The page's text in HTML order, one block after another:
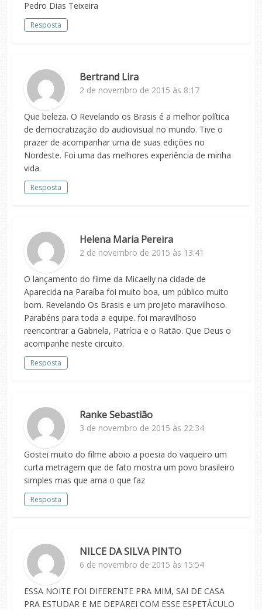
Pedro Dias Teixeira
Resposta
Bertrand Lira
2 de novembro de 2015 às 8:17
Que beleza. O Revelando os Brasis é a melhor política
de democratização do audiovisual no mundo. Tive o
prazer de acompanhar uma de suas edições no
Nordeste. Foi uma das melhores experiência de minha
vida.
Resposta
Helena Maria Pereira
2 de novembro de 2015 às 13:41
O lançamento do filme da Micaelly na cidade de
Aparecida na Paraíba foi muito boa, um público muito
bom. Revelando Os Brasis e um projeto maravilhoso.
Parabéns para toda a equipe. foi maravilhoso
reencontrar a Gabriela, Patrícia e o Ratão. Que Deus o
acompanhe neste circuito.
Resposta
Ranke Sebastião
3 de novembro de 2015 às 22:34
Gostei muito do filme aboio a poesia do vaqueiro um
curta metragem que de fato mostra um povo brasileiro
simples mas que ama o que faz
Resposta
NILCE DA SILVA PINTO
6 de novembro de 2015 às 15:54
ESSA NOITE FOI DIFERENTE PRA MIM, SAI DE CASA
PRA ESTUDAR E ME DEPAREI COM ESSE ESPETÁCULO